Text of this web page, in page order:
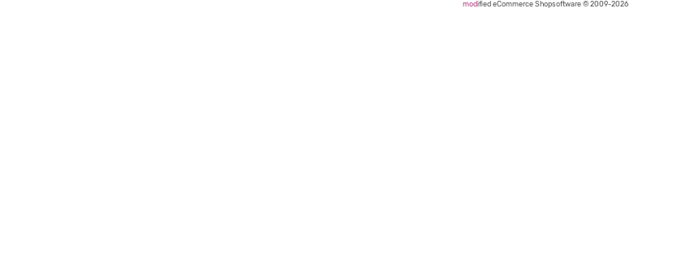
modified eCommerce Shopsoftware © 2009-2026